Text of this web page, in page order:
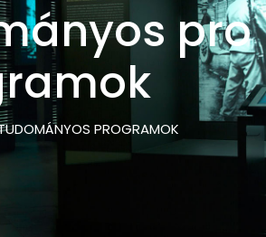
pro
PROGRAMOK